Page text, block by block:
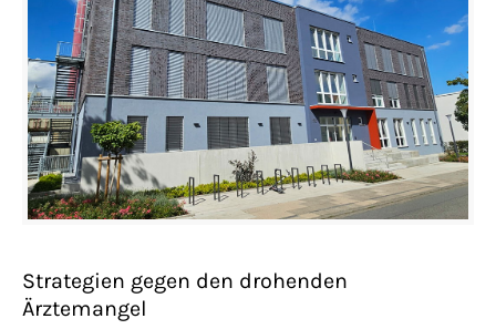
Strategien gegen den drohenden
Ärztemangel